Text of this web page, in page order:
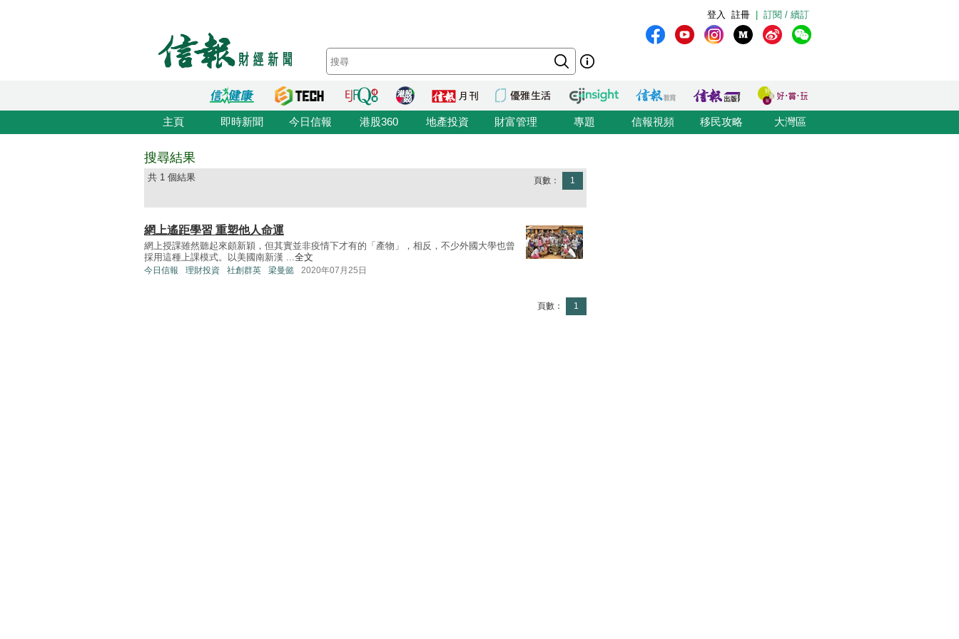
訂閱 / 續訂
註冊
登入
主頁 即時新聞 今日信報 港股360 地產投資 財富管理 專題 信報視頻 移民攻略 大灣區
搜尋結果
共 1 個結果 頁數： 1
網上遙距學習 重塑他人命運
網上授課雖然聽起來頗新穎，但其實並非疫情下才有的「產物」，相反，不少外國大學也曾
採用這種上課模式。以美國南新漢 ...全文
今日信報 理財投資 社創群英 梁曼懿 2020年07月25日
頁數： 1